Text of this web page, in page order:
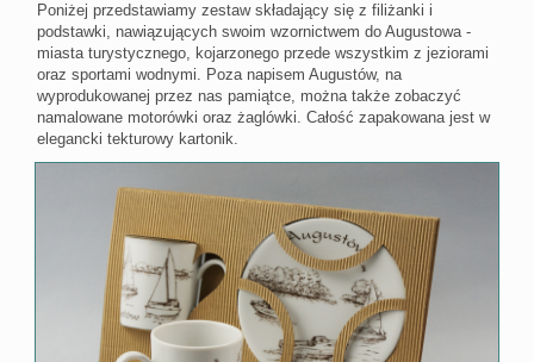
Poniżej przedstawiamy zestaw składający się z filiżanki i
podstawki, nawiązujących swoim wzornictwem do Augustowa -
miasta turystycznego, kojarzonego przede wszystkim z jeziorami
oraz sportami wodnymi. Poza napisem Augustów, na
wyprodukowanej przez nas pamiątce, można także zobaczyć
namalowane motorówki oraz żaglówki. Całość zapakowana jest w
elegancki tekturowy kartonik.